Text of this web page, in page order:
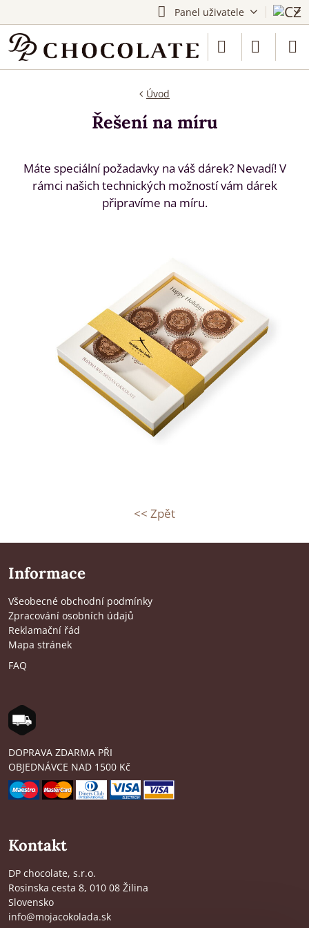
Panel uživatele
Úvod
Řešení na míru
Máte speciální požadavky na váš dárek? Nevadí! V
rámci našich technických možností vám dárek
připravíme na míru.
<< Zpět
Informace
Všeobecné obchodní podmínky
Zpracování osobních údajů
Reklamační řád
Mapa stránek
FAQ
DOPRAVA ZDARMA PŘI
OBJEDNÁVCE NAD 1500 Kč
Kontakt
DP chocolate, s.r.o.
Rosinska cesta 8, 010 08 Žilina
Slovensko
info@mojacokolada.sk